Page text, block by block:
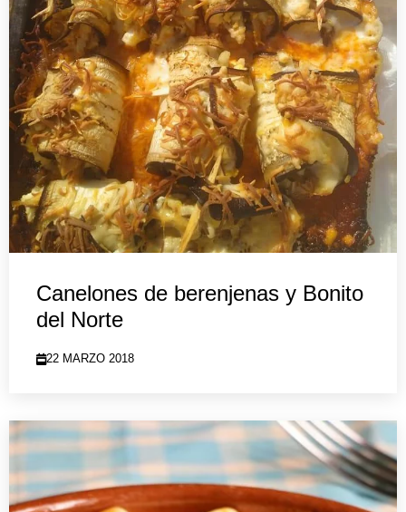
Canelones de berenjenas y Bonito
del Norte
22 MARZO 2018